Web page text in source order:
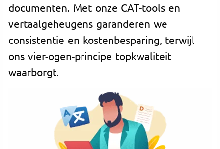
documenten. Met onze CAT-tools en
vertaalgeheugens garanderen we
consistentie en kostenbesparing, terwijl
ons vier-ogen-principe topkwaliteit
waarborgt.